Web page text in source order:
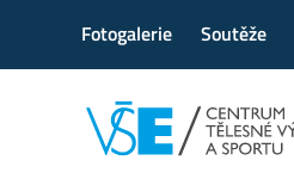
Fotogalerie Soutěže